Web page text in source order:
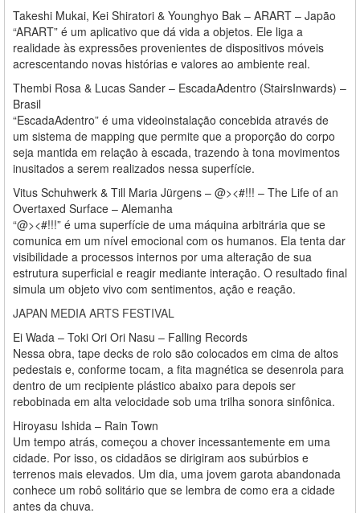
Takeshi Mukai, Kei Shiratori & Younghyo Bak – ARART – Japão
“ARART” é um aplicativo que dá vida a objetos. Ele liga a
realidade às expressões provenientes de dispositivos móveis
acrescentando novas histórias e valores ao ambiente real.
Thembi Rosa & Lucas Sander – EscadaAdentro (StairsInwards) –
Brasil
“EscadaAdentro” é uma videoinstalação concebida através de
um sistema de mapping que permite que a proporção do corpo
seja mantida em relação à escada, trazendo à tona movimentos
inusitados a serem realizados nessa superfície.
Vitus Schuhwerk & Till Maria Jürgens – @><#!!! – The Life of an
Overtaxed Surface – Alemanha
“@><#!!!” é uma superfície de uma máquina arbitrária que se
comunica em um nível emocional com os humanos. Ela tenta dar
visibilidade a processos internos por uma alteração de sua
estrutura superficial e reagir mediante interação. O resultado final
simula um objeto vivo com sentimentos, ação e reação.
JAPAN MEDIA ARTS FESTIVAL
Ei Wada – Toki Ori Ori Nasu – Falling Records
Nessa obra, tape decks de rolo são colocados em cima de altos
pedestais e, conforme tocam, a fita magnética se desenrola para
dentro de um recipiente plástico abaixo para depois ser
rebobinada em alta velocidade sob uma trilha sonora sinfônica.
Hiroyasu Ishida – Rain Town
Um tempo atrás, começou a chover incessantemente em uma
cidade. Por isso, os cidadãos se dirigiram aos subúrbios e
terrenos mais elevados. Um dia, uma jovem garota abandonada
conhece um robô solitário que se lembra de como era a cidade
antes da chuva.